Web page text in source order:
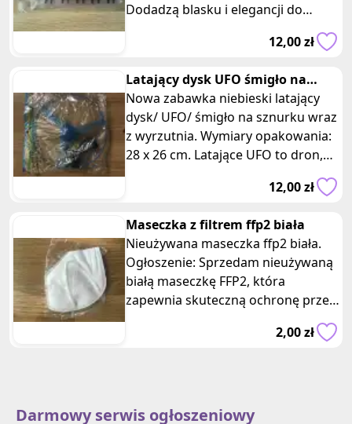
Dodadzą blasku i elegancji do
12,00 zł
Latający dysk UFO śmigło na
sznurku niebieski
Nowa zabawka niebieski latający
dysk/ UFO/ śmigło na sznurku wraz
z wyrzutnia. Wymiary opakowania:
28 x 26 cm. Latające UFO to dron,
12,00 zł
Maseczka z filtrem ffp2 biała
Nieużywana maseczka ffp2 biała.
Ogłoszenie: Sprzedam nieużywaną
białą maseczkę FFP2, która
zapewnia skuteczną ochronę przed
pyłami, aerozolami i drobnymi cząst
2,00 zł
Darmowy serwis ogłoszeniowy